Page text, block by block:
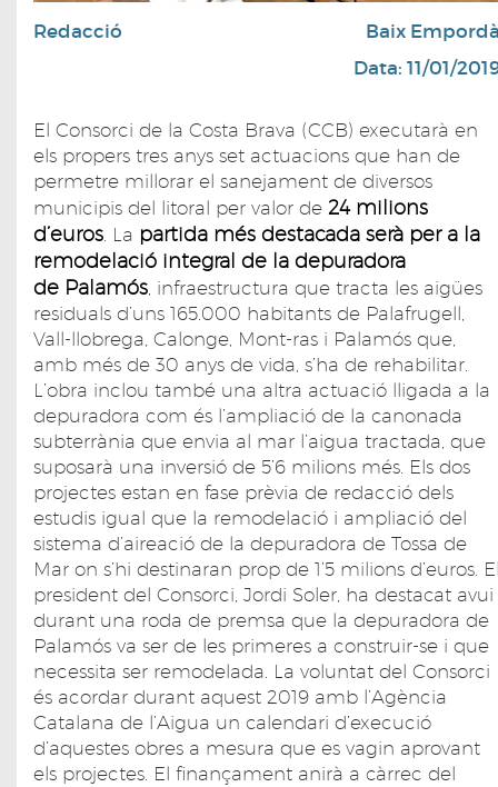
Redacció
Baix
Data: 11/01/
El Consorci de la Costa Brava (CCB) executarà en
els propers tres anys set actuacions que han de
permetre millorar el sanejament de diversos
municipis del litoral per valor de 24 milions
d’euros. La partida més destacada serà per a la
remodelació integral de la depuradora
de Palamós, infraestructura que tracta les aigües
residuals d’uns 165.000 habitants de Palafrugell,
Vall-llobrega, Calonge, Mont-ras i Palamós que,
amb més de 30 anys de vida, s’ha de rehabilitar.
L’obra inclou també una altra actuació lligada a la
depuradora com és l’ampliació de la canonada
subterrània que envia al mar l’aigua tractada, que
suposarà una inversió de 5’6 milions més. Els dos
projectes estan en fase prèvia de redacció dels
estudis igual que la remodelació i ampliació del
sistema d’aireació de la depuradora de Tossa de
Mar on s’hi destinaran prop de 1’5 milions d’euros.
president del Consorci, Jordi Soler, ha destacat avui
durant una roda de premsa que la depuradora de
Palamós va ser de les primeres a construir-se i que
necessita ser remodelada. La voluntat del Consorci
és acordar durant aquest 2019 amb l’Agència
Catalana de l’Aigua un calendari d’execució
d’aquestes obres a mesura que es vagin aprovant
els projectes. El finançament anirà a càrrec del